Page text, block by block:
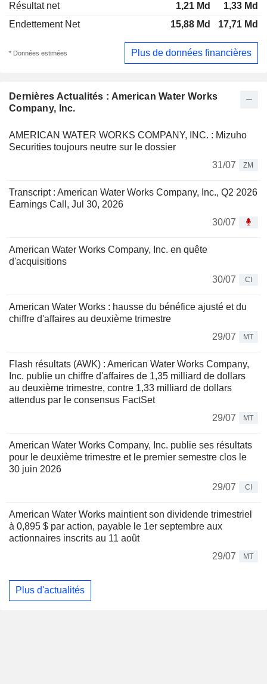
Dernières Actualités : American Water Works
Company, Inc.
AMERICAN WATER WORKS COMPANY, INC. : Mizuho
Securities toujours neutre sur le dossier
31/07
ZM
Transcript : American Water Works Company, Inc., Q2 2026
Earnings Call, Jul 30, 2026
30/07
American Water Works Company, Inc. en quête
d'acquisitions
30/07
CI
American Water Works : hausse du bénéfice ajusté et du
chiffre d'affaires au deuxième trimestre
29/07
MT
Flash résultats (AWK) : American Water Works Company,
Inc. publie un chiffre d'affaires de 1,35 milliard de dollars
au deuxième trimestre, contre 1,33 milliard de dollars
attendus par le consensus FactSet
29/07
MT
American Water Works Company, Inc. publie ses résultats
pour le deuxième trimestre et le premier semestre clos le
30 juin 2026
29/07
CI
American Water Works maintient son dividende trimestriel
à 0,895 $ par action, payable le 1er septembre aux
actionnaires inscrits au 11 août
29/07
MT
Plus d'actualités
Résultat net
1,21 Md
1,33 Md
Endettement Net
15,88 Md 17,71 Md
* Données estimées Plus de données financières